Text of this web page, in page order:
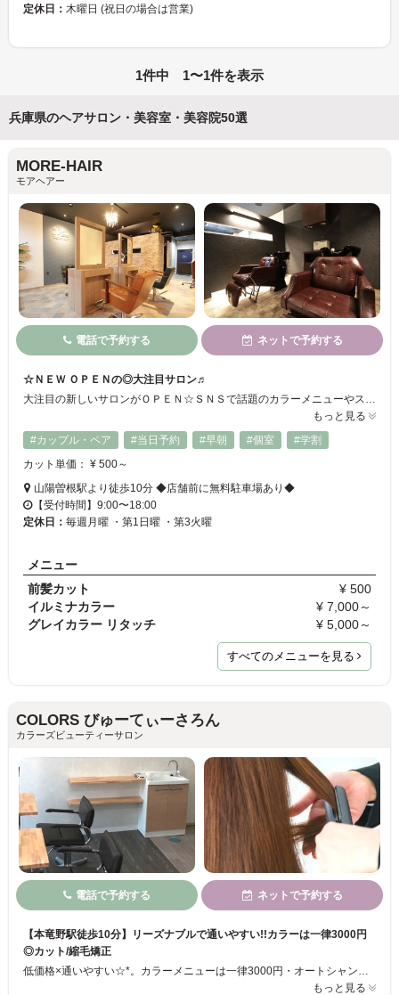
定休日： 木曜日 (祝日の場合は営業)
1件中 1〜1件を表示
兵庫県のヘアサロン・美容室・美容院50選
MORE-HAIR
モアヘアー
電話で予約する ネットで予約する
☆ＮＥＷ ＯＰＥＮの◎大注目サロン♬
大注目の新しいサロンがＯＰＥＮ☆ＳＮＳで話題のカラーメニューやスタイリング剤も多数お取り扱いしております。極上のヘッドスパメニューもご用意！ヘアセット等も大好評頂いております♬使用薬剤にこだわりヘアケアに自信アリです！お気軽にお問い合わせ下さい♪清潔感溢れるお洒落な新しいサロン内で「新しい私」に変身してみませんか？
もっと見る
#カップル・ペア
#当日予約 #早朝 #個室
#学割
カット単価： ¥ 500～
山陽曽根駅より徒歩10分 ◆店舗前に無料駐車場あり◆
【受付時間】9:00〜18:00
定休日： 毎週月曜 ・第1日曜 ・第3火曜
メニュー
前髪カット
¥ 500
イルミナカラー
¥ 7,000～
グレイカラー リタッチ
¥ 5,000～
すべてのメニューを見る
COLORS びゅーてぃーさろん
カラーズビューティーサロン
電話で予約する ネットで予約する
【本竜野駅徒歩10分】リーズナブルで通いやすい!!カラーは一律3000円
◎カット/縮毛矯正
もっと見る